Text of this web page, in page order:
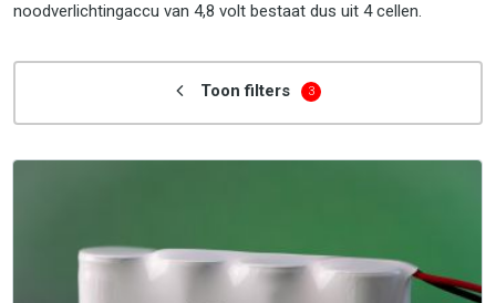
noodverlichtingaccu van 4,8 volt bestaat dus uit 4 cellen.
Toon filters 3